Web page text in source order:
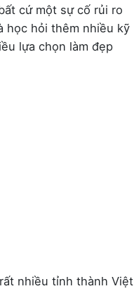
cứ một sự cố rủi ro
học hỏi thêm nhiều kỹ
lựa chọn làm đẹp
nhiều tỉnh thành Việt